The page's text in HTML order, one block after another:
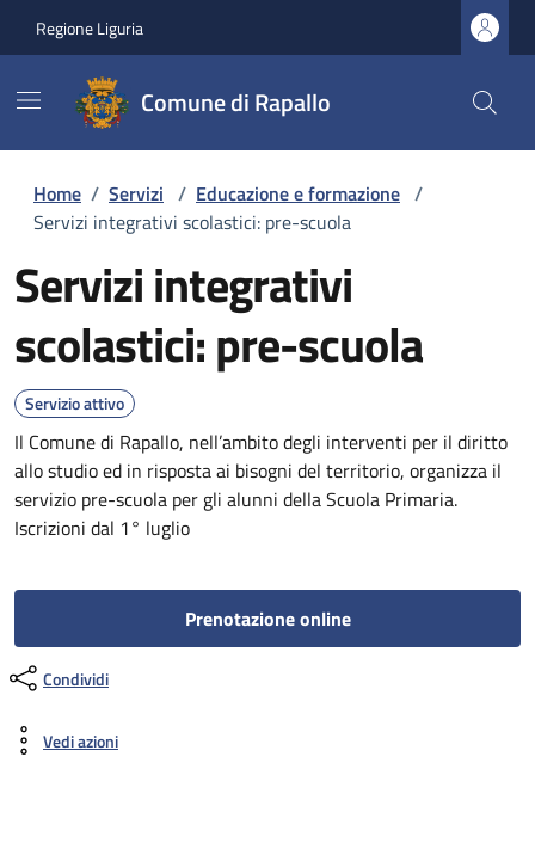
Regione Liguria
Comune di Rapallo
Home / Servizi / Educazione e formazione /
Servizi integrativi scolastici: pre-scuola
Servizi integrativi
scolastici: pre-scuola
Servizio attivo
Il Comune di Rapallo, nell’ambito degli interventi per il diritto
allo studio ed in risposta ai bisogni del territorio, organizza il
servizio pre-scuola per gli alunni della Scuola Primaria.
Iscrizioni dal 1° luglio
Prenotazione online
Condividi
Vedi azioni